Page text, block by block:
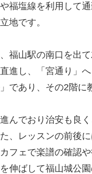
福塩線を利用して
地です。
福山駅の南口を出
進し、「宮通り」
であり、その2階に
んでおり治安も良
、レッスンの前後
フェで楽譜の確認
伸ばして福山城公